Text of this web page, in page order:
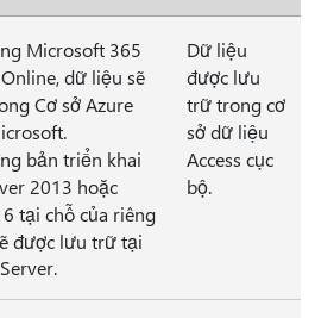
Microsoft 365
dữ liệu sẽ
Cơ sở Azure
bản triển khai
2013 hoặc
tại chỗ của riêng
được lưu trữ tại
Dữ liệu
được lưu
trữ trong cơ
sở dữ liệu
Access cục
bộ.